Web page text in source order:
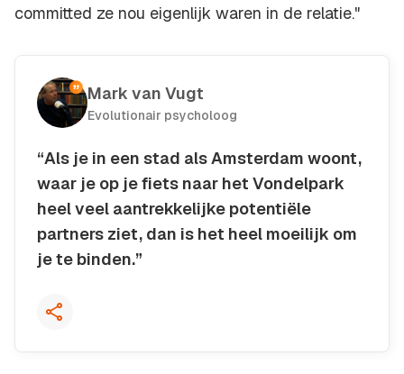
committed ze nou eigenlijk waren in de relatie."
Mark van Vugt
Evolutionair psycholoog
“Als je in een stad als Amsterdam woont,
waar je op je fiets naar het Vondelpark
heel veel aantrekkelijke potentiële
partners ziet, dan is het heel moeilijk om
je te binden.”
Kopieer quote